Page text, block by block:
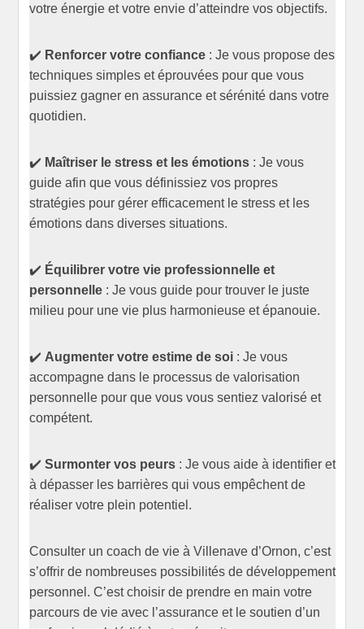
votre énergie et votre envie d’atteindre vos objectifs.
✔️ Renforcer votre confiance: Je vous propose des
techniques simples et éprouvées pour que vous
puissiez gagner en assurance et sérénité dans votre
quotidien.
✔️ Maîtriser le stress et les émotions: Je vous
guide afin que vous définissiez vos propres
stratégies pour gérer efficacement le stress et les
émotions dans diverses situations.
✔️ Équilibrer votre vie professionnelle et
personnelle: Je vous guide pour trouver le juste
milieu pour une vie plus harmonieuse et épanouie.
✔️ Augmenter votre estime de soi: Je vous
accompagne dans le processus de valorisation
personnelle pour que vous vous sentiez valorisé et
compétent.
✔️ Surmonter vos peurs: Je vous aide à identifier et
à dépasser les barrières qui vous empêchent de
réaliser votre plein potentiel.
Consulter un coach de vie à Villenave d’Ornon, c’est
s’offrir de nombreuses possibilités de développement
personnel. C’est choisir de prendre en main votre
parcours de vie avec l’assurance et le soutien d’un